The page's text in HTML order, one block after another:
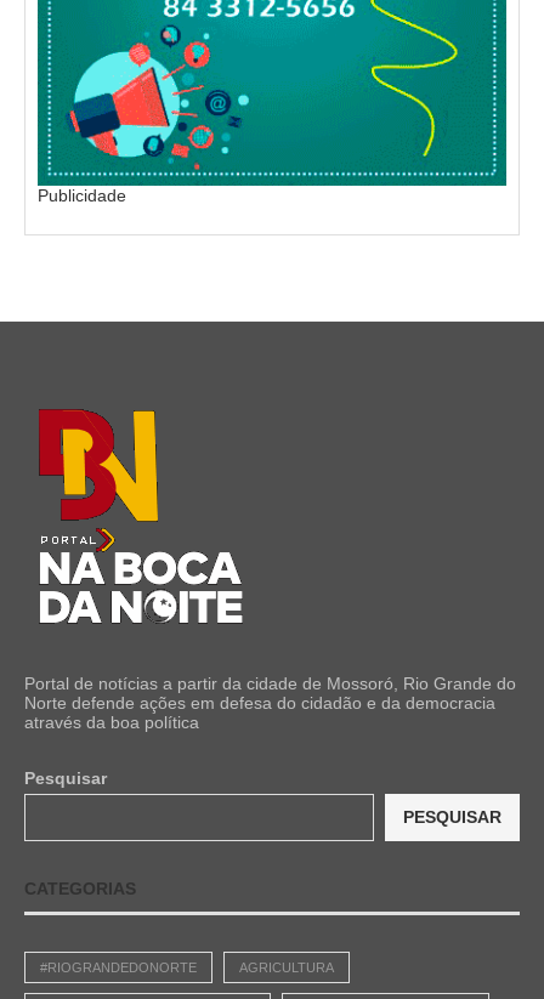
Publicidade
Portal de notícias a partir da cidade de Mossoró, Rio Grande do
Norte defende ações em defesa do cidadão e da democracia
através da boa política
Pesquisar
PESQUISAR
CATEGORIAS
#RIOGRANDEDONORTE AGRICULTURA